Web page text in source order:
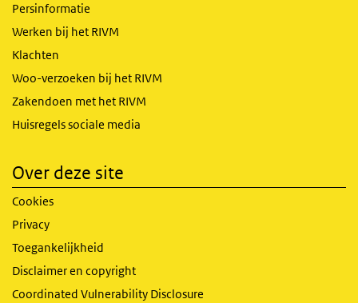
Persinformatie
Werken bij het RIVM
Klachten
Woo-verzoeken bij het RIVM
Zakendoen met het RIVM
Huisregels sociale media
Over deze site
Cookies
Privacy
Toegankelijkheid
Disclaimer en copyright
Coordinated Vulnerability Disclosure